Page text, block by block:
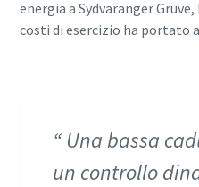
energia a Sydvaranger
costi di esercizio ha portato
Una bassa
un controllo